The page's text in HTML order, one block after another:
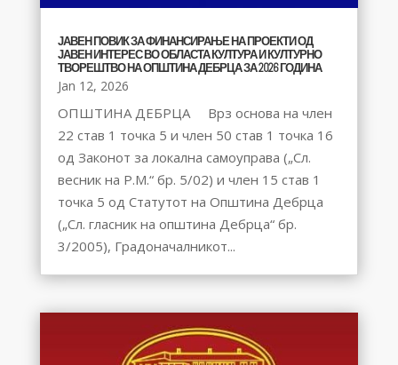
ЈАВЕН ПОВИК ЗА ФИНАНСИРАЊЕ НА ПРОЕКТИ ОД
ЈАВЕН ИНТЕРЕС ВО ОБЛАСТА КУЛТУРА И КУЛТУРНО
ТВОРЕШТВО НА ОПШТИНА ДЕБРЦА ЗА 2026 ГОДИНА
Jan 12, 2026
ОПШТИНА ДЕБРЦА Врз основа на член
22 став 1 точка 5 и член 50 став 1 точка 16
од Законот за локална самоуправа („Сл.
весник на Р.М.“ бр. 5/02) и член 15 став 1
точка 5 од Статутот на Општина Дебрца
(„Сл. гласник на општина Дебрца“ бр.
3/2005), Градоначалникот...